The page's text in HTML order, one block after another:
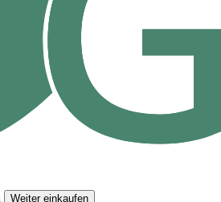
Weiter einkaufen